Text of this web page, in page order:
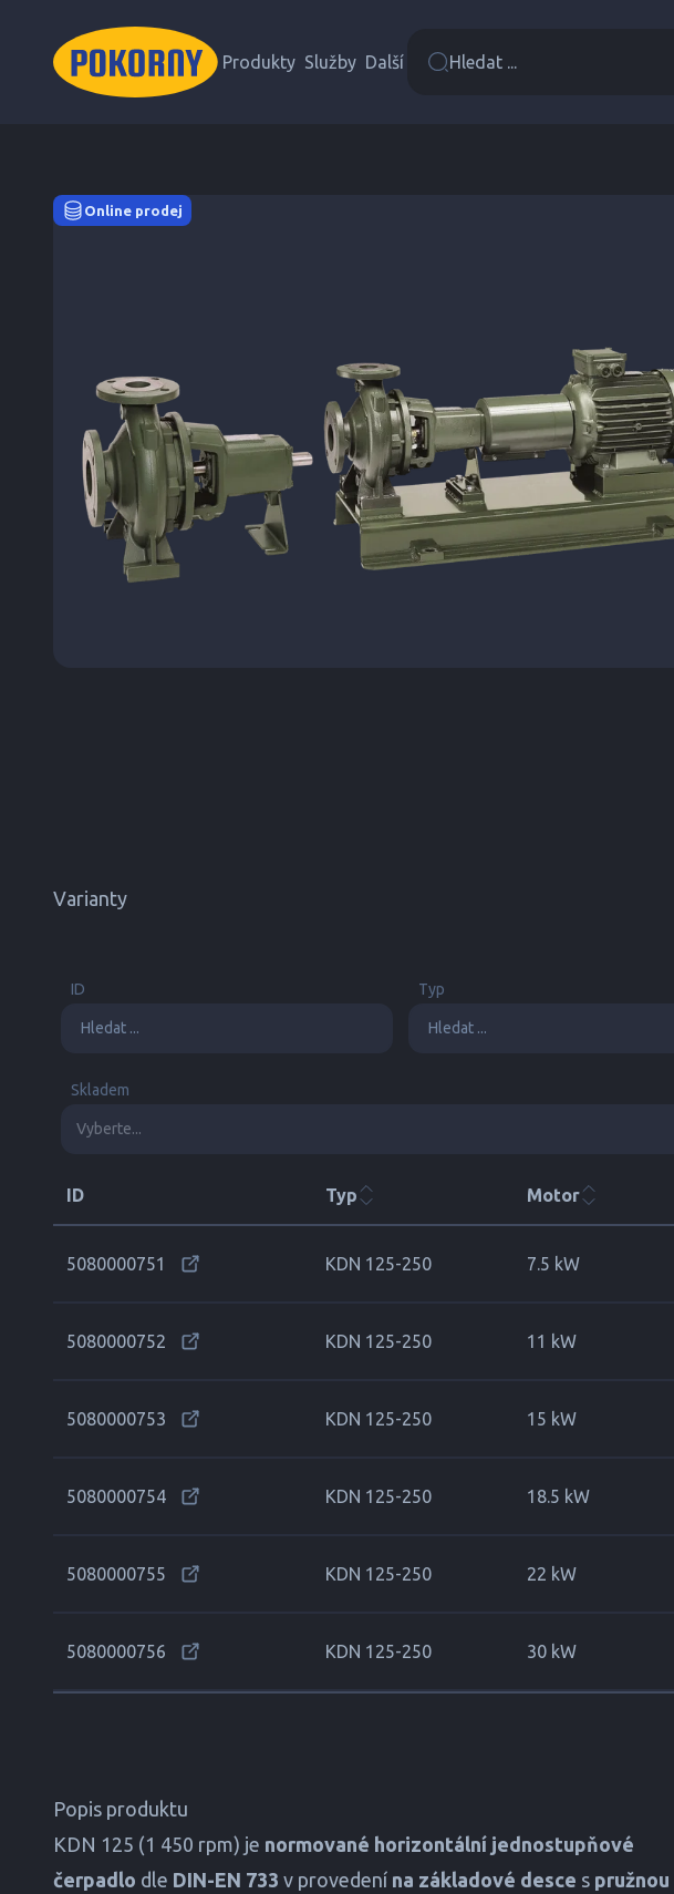
Produkty Služby Další Hledat ...
Online prodej
Varianty
ID Typ
Skladem
ID Typ Motor
5080000751 KDN 125-250 7.5 kW
5080000752 KDN 125-250 11 kW
5080000753 KDN 125-250 15 kW
5080000754 KDN 125-250 18.5 kW
5080000755 KDN 125-250 22 kW
5080000756 KDN 125-250 30 kW
Popis produktu
KDN 125 (1 450 rpm) je normované horizontální jednostupňové
čerpadlo dle DIN-EN 733 v provedení na základové desce s pružnou